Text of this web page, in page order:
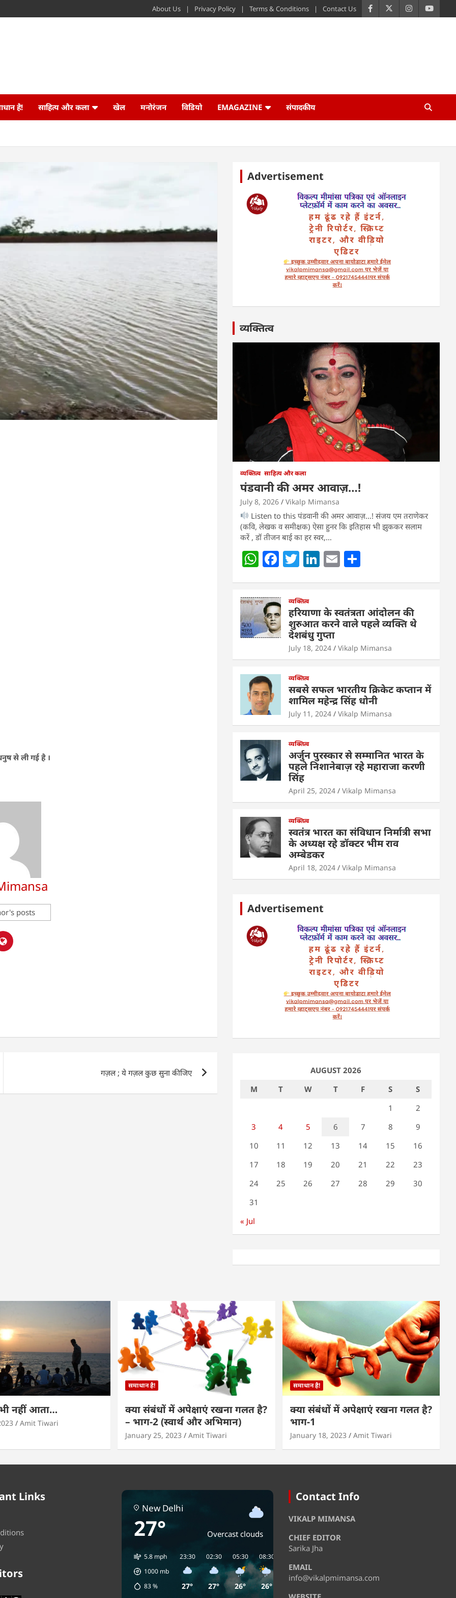
About Us Privacy Policy Terms & Conditions Contact Us
है! साहित्य और कला खेल मनोरंजन विडियो EMAGAZINE संपादकीय
से ली गई है ।
posts
गज़ल ; ये गज़ल कुछ सुना कीजिए
Advertisement
व्यक्तित्व
व्यक्तित्व साहित्य और कला
पंडवानी की अमर आवाज़…!
July 8, 2026 Vikalp Mimansa
Listen to this पंडवानी की अमर आवाज़…! संजय एम तराणेकर
(कवि, लेखक व समीक्षक) ऐसा हुनर कि इतिहास भी झुककर सलाम
करें , डॉ तीजन बाई का हर स्वर,…
W
h
s
A
p
p
F
a
e
b
o
o
k
T
w
er
Li
n
e
dI
n
E
m
l e
व्यक्तित्व
हरियाणा के स्वतंत्रता आंदोलन की
शुरुआत करने वाले पहले व्यक्ति थे
देशबंधु गुप्ता
July 18, 2024 Vikalp Mimansa
व्यक्तित्व
सबसे सफल भारतीय क्रिकेट कप्तान में
शामिल महेन्द्र सिंह धोनी
July 11, 2024 Vikalp Mimansa
व्यक्तित्व
अर्जुन पुरस्कार से सम्मानित भारत के
पहले निशानेबाज़ रहे महाराजा करणी
सिंह
April 25, 2024 Vikalp Mimansa
व्यक्तित्व
स्वतंत्र भारत का संविधान निर्मात्री सभा
के अध्यक्ष रहे डॉक्टर भीम राव
अम्बेडकर
April 18, 2024 Vikalp Mimansa
Advertisement
AUGUST 2026
M
T W T F S
S
1
2
3
4 5 6 7 8
9
10
11 12 13 14 15
16
17
18 19 20 21 22
23
24
25 26 27 28 29
30
31
« Jul
नहीं आता…
Amit Tiwari
समाधान है!
क्या संबंधों में अपेक्षाएं रखना गलत है?
– भाग-2 (स्वार्थ और अभिमान)
January 25, 2023 Amit Tiwari
समाधान है!
क्या संबंधों में अपेक्षाएं रखना गलत है?
भाग-1
January 18, 2023 Amit Tiwari
Links
New Delhi
27° Overcast clouds
5.8 mph
1000 mb
83%
23:30
27°
02:30
27°
05:30
26°
08:30
26°
Contact Info
VIKALP MIMANSA
CHIEF EDITOR
Sarika Jha
EMAIL
info@vikalpmimansa.com